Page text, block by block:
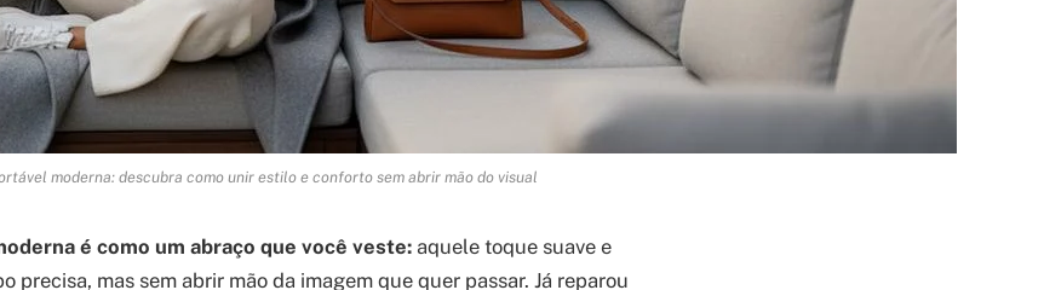
moderna: descubra como unir estilo e conforto sem abrir mão do visual
é como um abraço que você veste: aquele toque suave e
precisa, mas sem abrir mão da imagem que quer passar. Já reparou